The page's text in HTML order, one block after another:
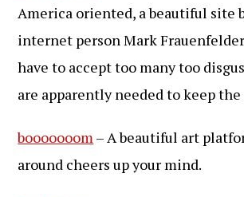
America oriented, a beautiful site
internet person Mark
have to accept too many too
are apparently needed to keep
booooooom– A beautiful art
around cheers up your mind.